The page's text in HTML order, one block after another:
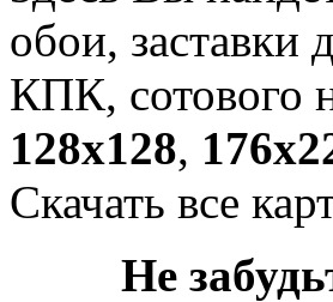
обои, заставки
КПК, сотового
128х128,
Скачать все
Не